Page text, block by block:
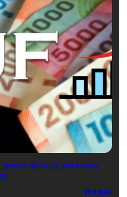
precio de la UF para este
VER MÁS